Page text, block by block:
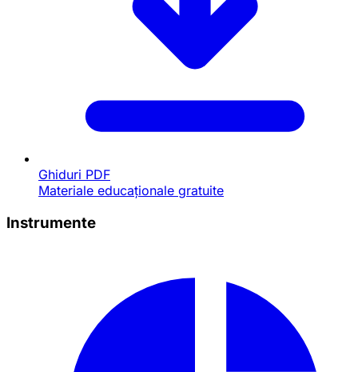
Ghiduri PDF
Materiale educaționale gratuite
Instrumente